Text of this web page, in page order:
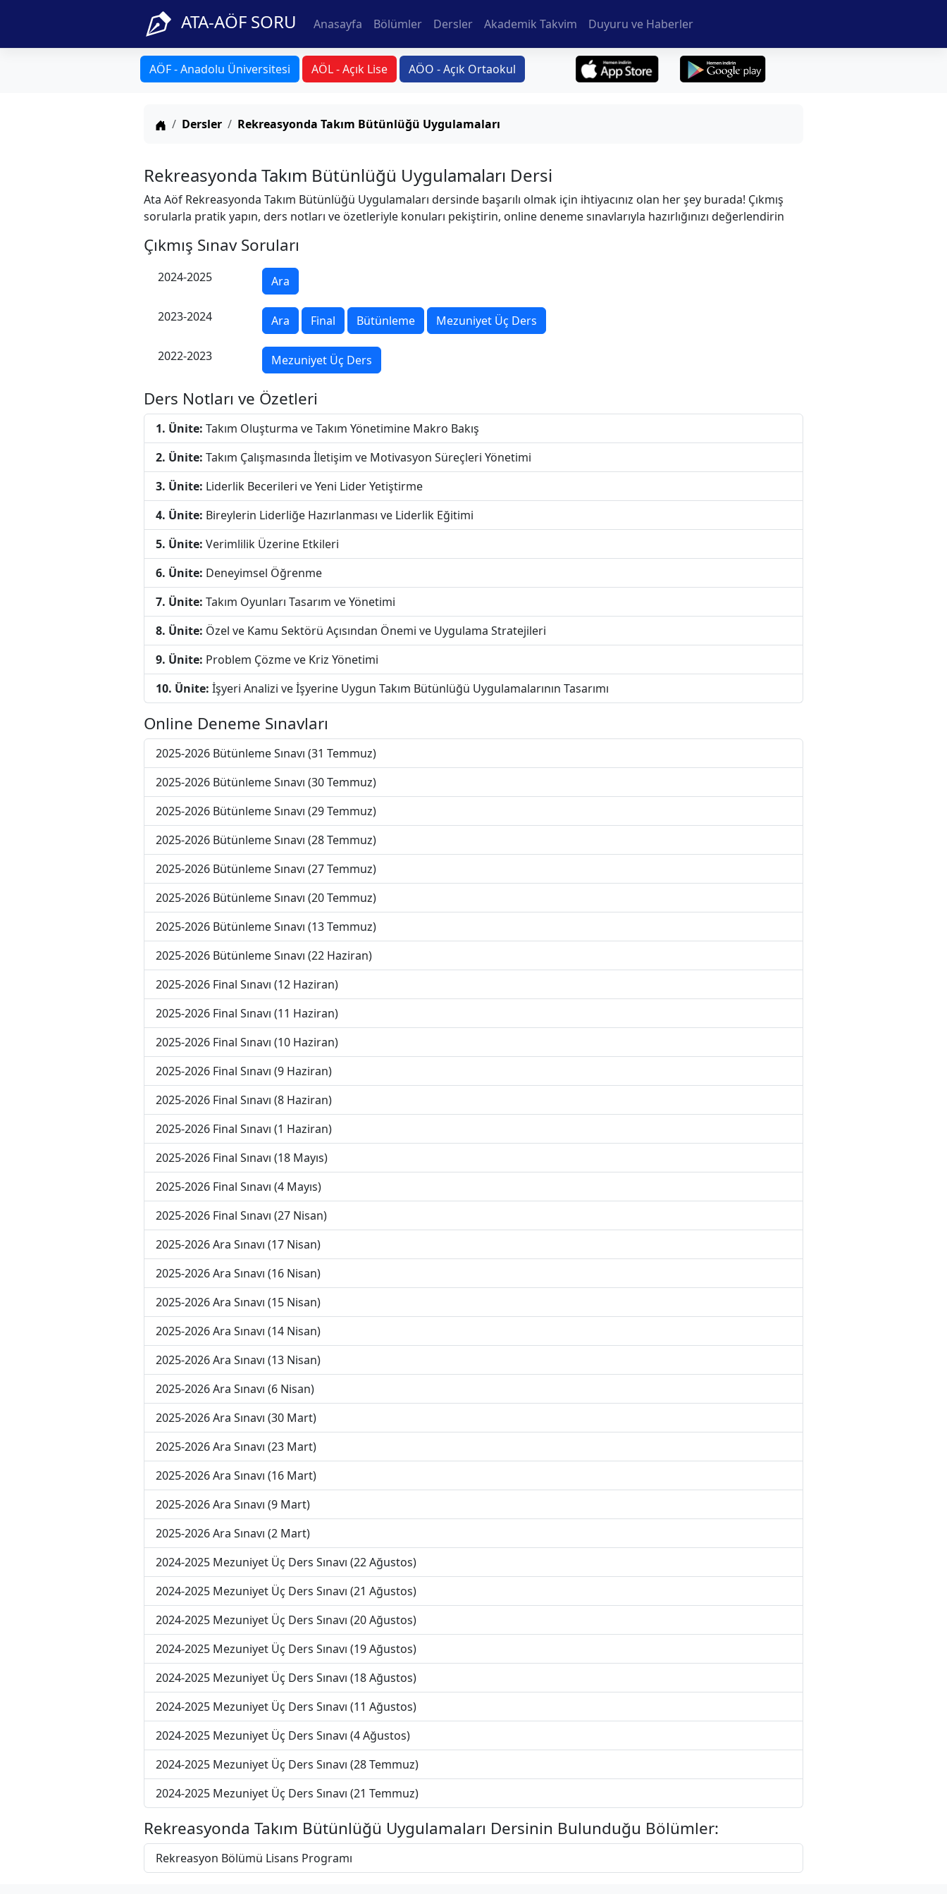
ATA-AÖF SORU Anasayfa Bölümler Dersler Akademik Takvim Duyuru ve Haberler
AÖF - Anadolu Üniversitesi AÖL - Açık Lise AÖO - Açık Ortaokul
Anasayfa
Dersler Rekreasyonda Takım Bütünlüğü Uygulamaları
Rekreasyonda Takım Bütünlüğü Uygulamaları Dersi
Ata Aöf Rekreasyonda Takım Bütünlüğü Uygulamaları dersinde başarılı olmak için ihtiyacınız olan her şey burada! Çıkmış
sorularla pratik yapın, ders notları ve özetleriyle konuları pekiştirin, online deneme sınavlarıyla hazırlığınızı değerlendirin
Çıkmış Sınav Soruları
2024-2025 Ara
2023-2024 Ara Final Bütünleme Mezuniyet Üç Ders
2022-2023 Mezuniyet Üç Ders
Ders Notları ve Özetleri
1. Ünite: Takım Oluşturma ve Takım Yönetimine Makro Bakış
2. Ünite: Takım Çalışmasında İletişim ve Motivasyon Süreçleri Yönetimi
3. Ünite: Liderlik Becerileri ve Yeni Lider Yetiştirme
4. Ünite: Bireylerin Liderliğe Hazırlanması ve Liderlik Eğitimi
5. Ünite: Verimlilik Üzerine Etkileri
6. Ünite: Deneyimsel Öğrenme
7. Ünite: Takım Oyunları Tasarım ve Yönetimi
8. Ünite: Özel ve Kamu Sektörü Açısından Önemi ve Uygulama Stratejileri
9. Ünite: Problem Çözme ve Kriz Yönetimi
10. Ünite: İşyeri Analizi ve İşyerine Uygun Takım Bütünlüğü Uygulamalarının Tasarımı
Online Deneme Sınavları
2025-2026 Bütünleme Sınavı (31 Temmuz)
2025-2026 Bütünleme Sınavı (30 Temmuz)
2025-2026 Bütünleme Sınavı (29 Temmuz)
2025-2026 Bütünleme Sınavı (28 Temmuz)
2025-2026 Bütünleme Sınavı (27 Temmuz)
2025-2026 Bütünleme Sınavı (20 Temmuz)
2025-2026 Bütünleme Sınavı (13 Temmuz)
2025-2026 Bütünleme Sınavı (22 Haziran)
2025-2026 Final Sınavı (12 Haziran)
2025-2026 Final Sınavı (11 Haziran)
2025-2026 Final Sınavı (10 Haziran)
2025-2026 Final Sınavı (9 Haziran)
2025-2026 Final Sınavı (8 Haziran)
2025-2026 Final Sınavı (1 Haziran)
2025-2026 Final Sınavı (18 Mayıs)
2025-2026 Final Sınavı (4 Mayıs)
2025-2026 Final Sınavı (27 Nisan)
2025-2026 Ara Sınavı (17 Nisan)
2025-2026 Ara Sınavı (16 Nisan)
2025-2026 Ara Sınavı (15 Nisan)
2025-2026 Ara Sınavı (14 Nisan)
2025-2026 Ara Sınavı (13 Nisan)
2025-2026 Ara Sınavı (6 Nisan)
2025-2026 Ara Sınavı (30 Mart)
2025-2026 Ara Sınavı (23 Mart)
2025-2026 Ara Sınavı (16 Mart)
2025-2026 Ara Sınavı (9 Mart)
2025-2026 Ara Sınavı (2 Mart)
2024-2025 Mezuniyet Üç Ders Sınavı (22 Ağustos)
2024-2025 Mezuniyet Üç Ders Sınavı (21 Ağustos)
2024-2025 Mezuniyet Üç Ders Sınavı (20 Ağustos)
2024-2025 Mezuniyet Üç Ders Sınavı (19 Ağustos)
2024-2025 Mezuniyet Üç Ders Sınavı (18 Ağustos)
2024-2025 Mezuniyet Üç Ders Sınavı (11 Ağustos)
2024-2025 Mezuniyet Üç Ders Sınavı (4 Ağustos)
2024-2025 Mezuniyet Üç Ders Sınavı (28 Temmuz)
2024-2025 Mezuniyet Üç Ders Sınavı (21 Temmuz)
Rekreasyonda Takım Bütünlüğü Uygulamaları Dersinin Bulunduğu Bölümler:
Rekreasyon Bölümü Lisans Programı